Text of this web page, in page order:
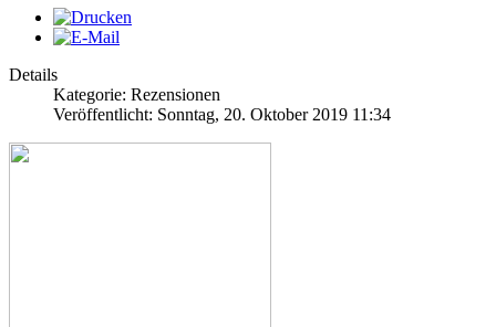
Details
Kategorie: Rezensionen
Veröffentlicht: Sonntag, 20. Oktober 2019 11:34